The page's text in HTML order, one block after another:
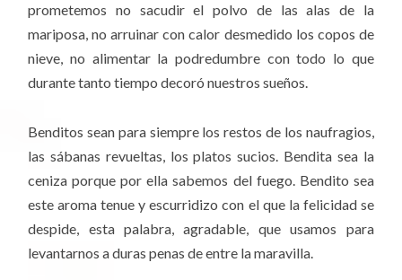
prometemos no sacudir el polvo de las alas de la
mariposa, no arruinar con calor desmedido los copos de
nieve, no alimentar la podredumbre con todo lo que
durante tanto tiempo decoró nuestros sueños.
Benditos sean para siempre los restos de los naufragios,
las sábanas revueltas, los platos sucios. Bendita sea la
ceniza porque por ella sabemos del fuego. Bendito sea
este aroma tenue y escurridizo con el que la felicidad se
despide, esta palabra, agradable, que usamos para
levantarnos a duras penas de entre la maravilla.